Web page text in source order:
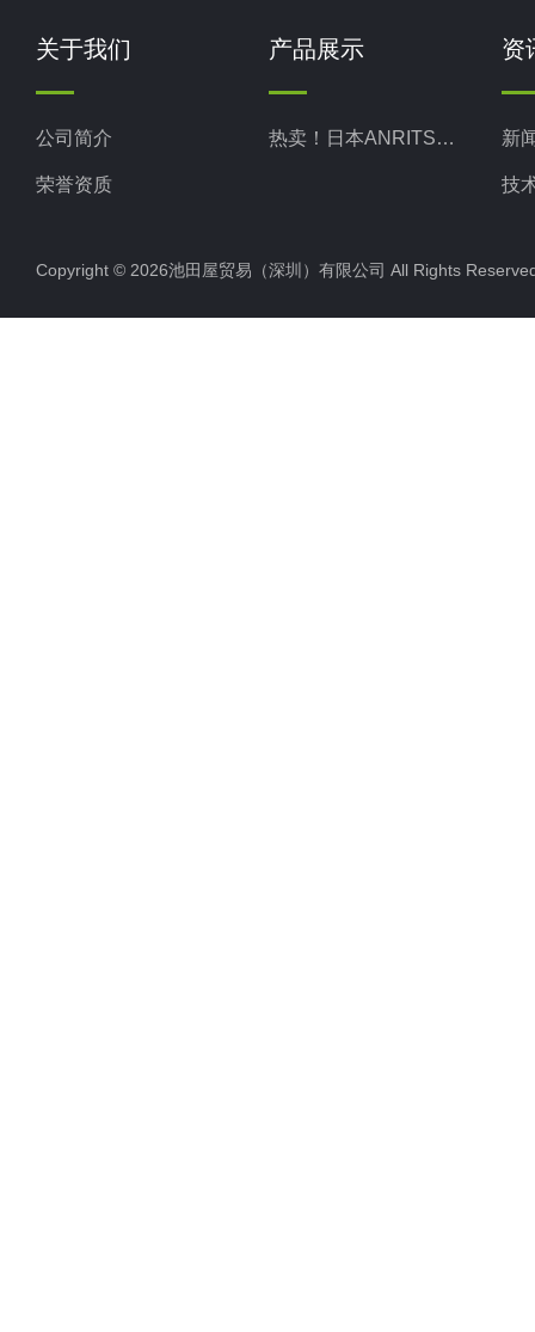
关于我们
公司简介
荣誉资质
产品展示
热卖！日本ANRITSU安立计器
资
新
技
Copyright © 2026池田屋贸易（深圳）有限公司 All Rights